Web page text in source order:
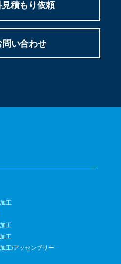
見積もり依頼
問い合わせ
工
工
工
工/アッセンブリー